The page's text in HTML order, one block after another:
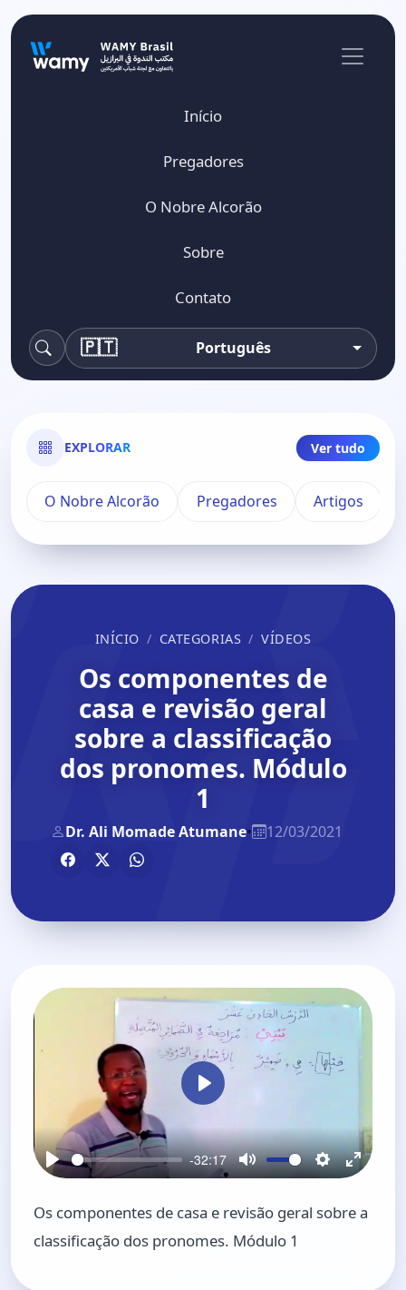
Início
Pregadores
O Nobre Alcorão
Sobre
Contato
Pesquisa
🇵🇹 Português
EXPLORAR Ver tudo
O Nobre Alcorão Pregadores Artigos
INÍCIO CATEGORIAS VÍDEOS
Os componentes de
casa e revisão geral
sobre a classificação
dos pronomes. Módulo
1
Dr. Ali Momade Atumane• 12/03/2021
P
-32:17
M
u
t
S
e
E
n
P
l
a
y
Os componentes de casa e revisão geral sobre a
classificação dos pronomes. Módulo 1